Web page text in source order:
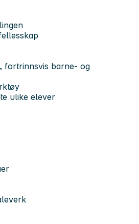
fortrinnsvis barne- og
ulike elever